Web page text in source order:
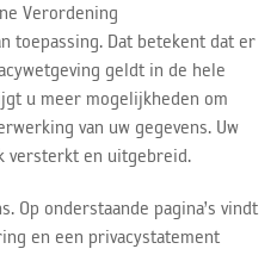
Verordening
toepassing. Dat betekent dat er
geldt in de hele
u meer mogelijkheden om
van uw gegevens. Uw
versterkt en uitgebreid.
Op onderstaande pagina’s vindt
en een privacystatement